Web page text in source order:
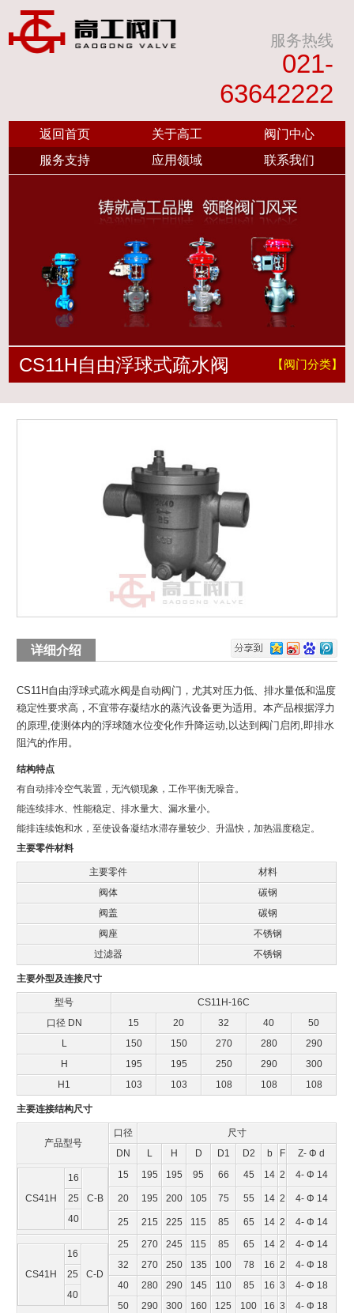
服务热线
021-
63642222
返回首页 关于高工
阀门中心
服务支持
应用领域 联系我们
CS11H自由浮球式疏水阀 【阀门分类】
详细介绍
CS11H自由浮球式疏水阀是自动阀门，尤其对压力低、排水量低和温度
稳定性要求高，不宜带存凝结水的蒸汽设备更为适用。本产品根据浮力
的原理,使测体内的浮球随水位变化作升降运动,以达到阀门启闭,即排水
阻汽的作用。
结构特点
有自动排冷空气装置，无汽锁现象，工作平衡无噪音。
能连续排水、性能稳定、排水量大、漏水量小。
能排连续饱和水，至使设备凝结水滞存量较少、升温快，加热温度稳定。
主要零件材料
主要零件
材料
阀体
碳钢
阀盖
碳钢
阀座
不锈钢
过滤器
不锈钢
主要外型及连接尺寸
型号
CS11H-16C
口径 DN
15 20 32 40
50
L
150 150 270 280
290
H
195 195 250 290
300
H1
103 103 108 108 108
主要连接结构尺寸
产品型号
口径
尺寸
DN
L H D D1 D2 b F Z- Φ d
CS41H
16
C-B
25
40
15 195 195 95 66 45 14 2 4- Φ 14
20 195 200 105 75 55 14 2 4- Φ 14
25 215 225 115 85 65 14 2 4- Φ 14
CS41H
16
C-D
25
40
25 270 245 115 85 65 14 2
4- Φ 14
32
270 250 135 100 78 16 2
4- Φ 18
40
280 290 145 110 85 16 3
4- Φ 18
50
290 300 160 125 100 16 3 4- Φ 18